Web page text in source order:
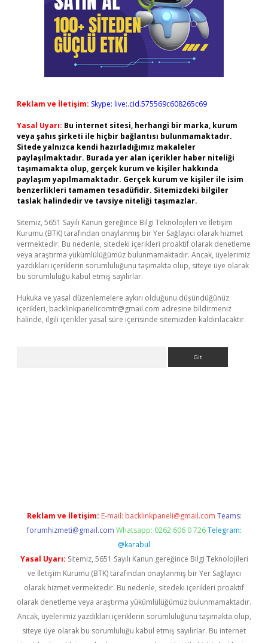
Reklam ve İletişim: Skype: live:.cid.575569c608265c69
Yasal Uyarı: Bu internet sitesi, herhangi bir marka, kurum
veya şahıs şirketi ile hiçbir bağlantısı bulunmamaktadır.
Sitede yalnızca kendi hazırladığımız makaleler
paylaşılmaktadır. Burada yer alan içerikler haber niteliği
taşımamakta olup, gerçek kurum ve kişiler hakkında
paylaşım yapılmamaktadır. Gerçek kurum ve kişiler ile isim
benzerlikleri tamamen tesadüfidir. Sitemizdeki bilgiler
taslak halindedir ve tavsiye niteliği taşımazlar.
Sitemiz, 5651 Sayılı Kanun gereğince Bilgi Teknolojileri ve İletişim
Kurumu (BTK) tarafından onaylanmış bir Yer Sağlayıcı olarak hizmet
vermektedir. Bu nedenle, sitedeki içerikleri proaktif olarak denetleme
veya araştırma yükümlülüğümüz bulunmamaktadır. Ancak, üyelerimiz
yazdıkları içeriklerin sorumluluğunu taşımakta olup, siteye üye olarak
bu sorumluluğu kabul etmiş sayılırlar.
Hukuka ve yasal düzenlemelere aykırı olduğunu düşündüğünüz
içerikleri, backlinkpanelicomtr@gmail.com adresine bildirmeniz
halinde, ilgili içerikler yasal süre içerisinde sitemizden kaldırılacaktır.
Reklam ve İletişim: E-mail: backlinkpaneli@gmail.com Teams:
forumhizmeti@gmail.com Whatsapp: 0262 606 0 726 Telegram:
@karabul
Yasal Uyarı: Sitemiz, 5651 Sayılı Kanun gereğince Bilgi Teknolojileri
ve İletişim Kurumu (BTK) tarafından onaylanmış bir Yer Sağlayıcı
olarak hizmet vermektedir. Bu nedenle, sitedeki içerikleri proaktif
olarak denetleme veya araştırma yükümlülüğümüz bulunmamaktadır.
Ancak, üyelerimiz yazdıkları içeriklerin sorumluluğunu taşımakta olup,
siteye üye olarak bu sorumluluğu kabul etmiş sayılırlar. Bu internet